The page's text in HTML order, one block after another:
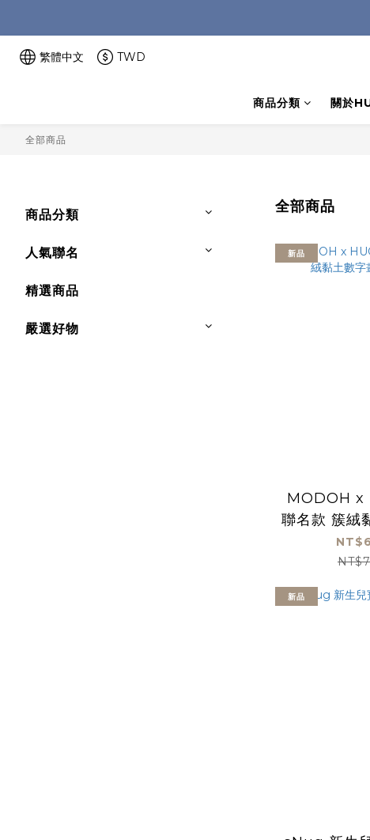
繁體中文 TWD
商品分類 關於
全部商品
商品分類
人氣聯名
精選商品
嚴選好物
全部商品
新品
MODOH x
聯名款 簇絨
獨
新品